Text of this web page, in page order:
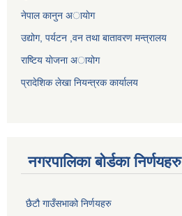
नेपाल कानुन अायाेग
उद्योग, पर्यटन ,वन तथा बातावरण मन्त्रालय
राष्टिय याेजना अायोग
प्रादेशिक लेखा नियन्त्रक कार्यालय
नगरपालिका बोर्डका निर्णयहरु
छैटौ गाउँसभाको निर्णयहरु